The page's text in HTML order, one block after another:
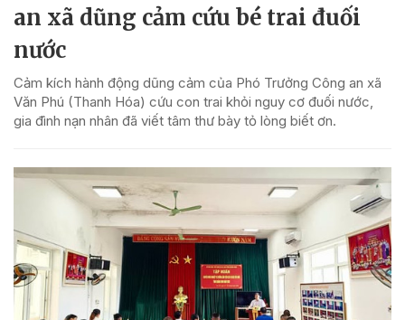
an xã dũng cảm cứu bé trai đuối
nước
Cảm kích hành động dũng cảm của Phó Trưởng Công an xã
Văn Phú (Thanh Hóa) cứu con trai khỏi nguy cơ đuối nước,
gia đình nạn nhân đã viết tâm thư bày tỏ lòng biết ơn.